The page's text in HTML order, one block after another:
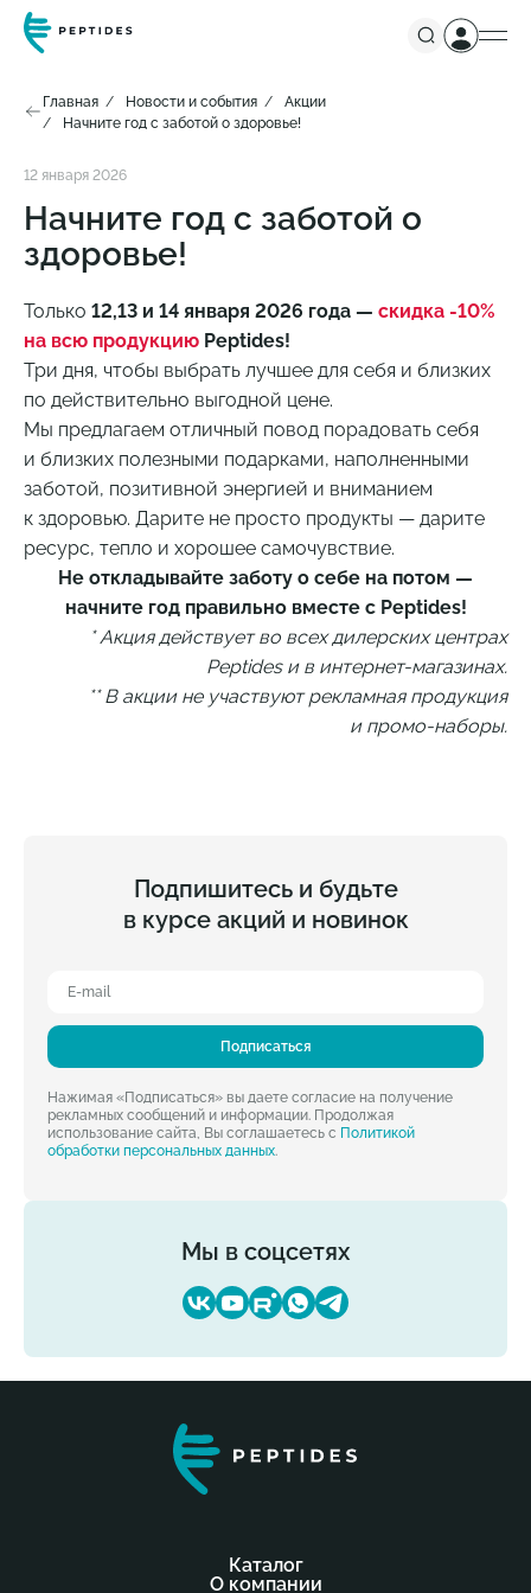
Главная Новости и события
Акции
Начните год с заботой о здоровье!
12 января 2026
Начните год с заботой о
здоровье!
Только 12,13 и 14 января 2026 года — скидка -10%
на всю продукцию Peptides!
Три дня, чтобы выбрать лучшее для себя и близких
по действительно выгодной цене.
Мы предлагаем отличный повод порадовать себя
и близких полезными подарками, наполненными
заботой, позитивной энергией и вниманием
к здоровью. Дарите не просто продукты — дарите
ресурс, тепло и хорошее самочувствие.
Не откладывайте заботу о себе на потом —
начните год правильно вместе с Peptides!
* Акция действует во всех дилерских центрах
Peptides и в интернет-магазинах.
** В акции не участвуют рекламная продукция
и промо-наборы.
Подпишитесь и будьте
в курсе акций и новинок
Подписаться
Нажимая «Подписаться» вы даете согласие на получение
рекламных сообщений и информации. Продолжая
использование сайта, Вы соглашаетесь с Политикой
обработки персональных данных.
Мы в соцсетях
Каталог
О компании